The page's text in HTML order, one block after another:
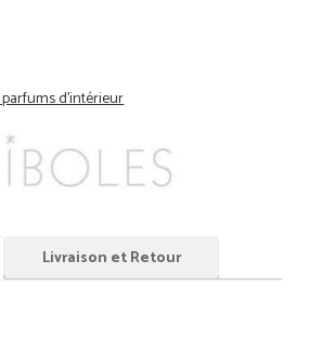
d'intérieur
Livraison et Retour